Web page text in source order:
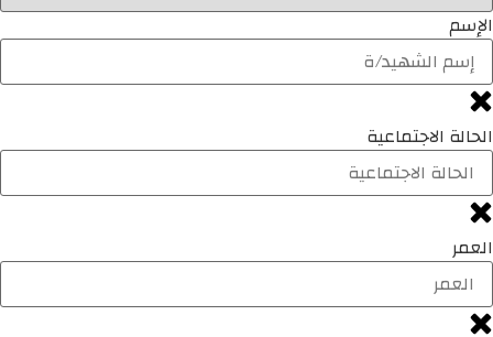
الإسم
الحالة الاجتماعية
العمر